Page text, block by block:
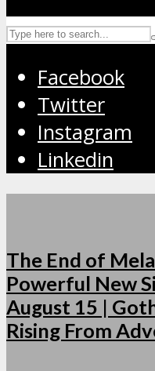
Facebook
Twitter
Instagram
Linkedin
The End of
Powerful New
August 15 |
Rising From